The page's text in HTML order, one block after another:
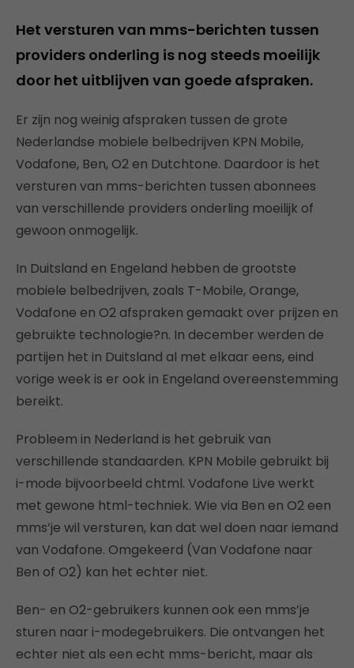
Het versturen van mms-berichten tussen
providers onderling is nog steeds moeilijk
door het uitblijven van goede afspraken.
Er zijn nog weinig afspraken tussen de grote
Nederlandse mobiele belbedrijven KPN Mobile,
Vodafone, Ben, O2 en Dutchtone. Daardoor is het
versturen van mms-berichten tussen abonnees
van verschillende providers onderling moeilijk of
gewoon onmogelijk.
In Duitsland en Engeland hebben de grootste
mobiele belbedrijven, zoals T-Mobile, Orange,
Vodafone en O2 afspraken gemaakt over prijzen en
gebruikte technologie?n. In december werden de
partijen het in Duitsland al met elkaar eens, eind
vorige week is er ook in Engeland overeenstemming
bereikt.
Probleem in Nederland is het gebruik van
verschillende standaarden. KPN Mobile gebruikt bij
i-mode bijvoorbeeld chtml. Vodafone Live werkt
met gewone html-techniek. Wie via Ben en O2 een
mms’je wil versturen, kan dat wel doen naar iemand
van Vodafone. Omgekeerd (Van Vodafone naar
Ben of O2) kan het echter niet.
Ben- en O2-gebruikers kunnen ook een mms’je
sturen naar i-modegebruikers. Die ontvangen het
echter niet als een echt mms-bericht, maar als